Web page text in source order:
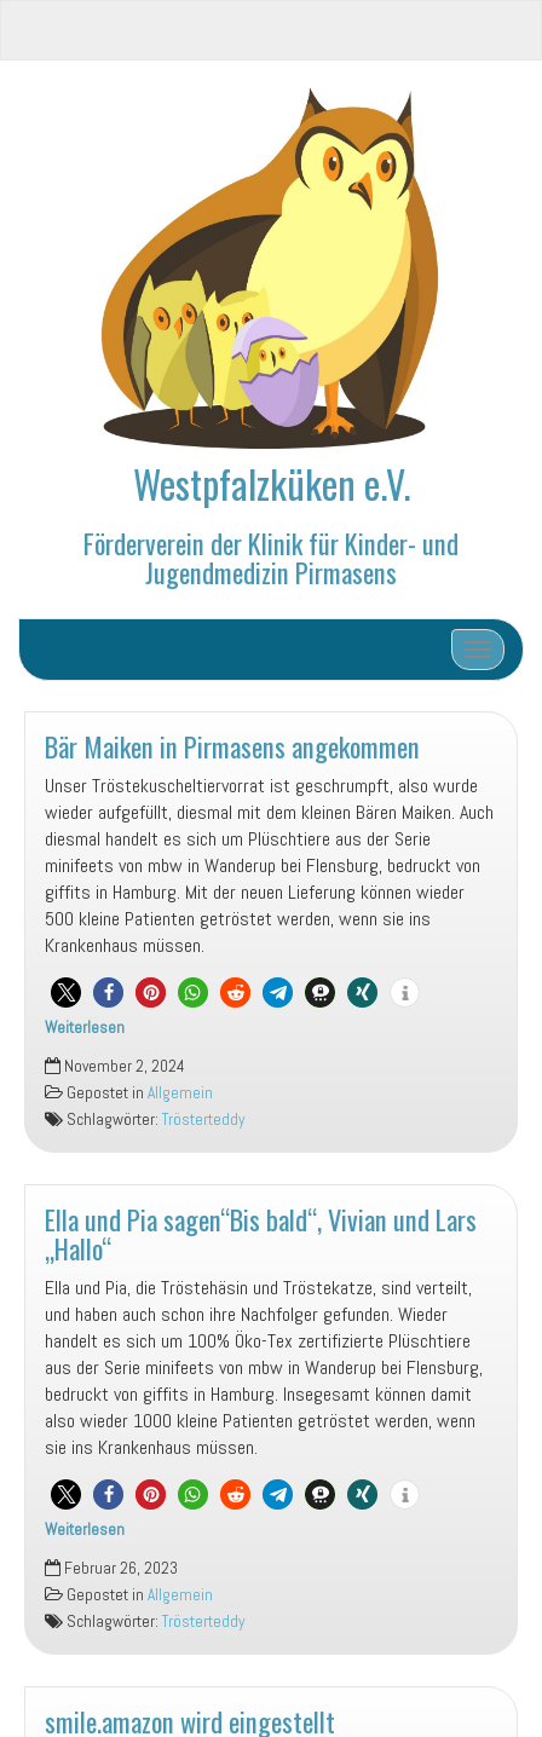
Westpfalzküken e.V.
Förderverein der Klinik für Kinder- und
Jugendmedizin Pirmasens
Schalte
Bär Maiken in Pirmasens angekommen
Unser Tröstekuscheltiervorrat ist geschrumpft, also wurde
wieder aufgefüllt, diesmal mit dem kleinen Bären Maiken. Auch
diesmal handelt es sich um Plüschtiere aus der Serie
minifeets von mbw in Wanderup bei Flensburg, bedruckt von
giffits in Hamburg. Mit der neuen Lieferung können wieder
500 kleine Patienten getröstet werden, wenn sie ins
Krankenhaus müssen.
Weiterlesen
Bär
Maiken
in
Pirmasens
angekommen
November 2, 2024
Gepostet in Allgemein
Schlagwörter: Trösterteddy
Ella und Pia sagen“Bis bald“, Vivian und Lars
„Hallo“
Ella und Pia, die Tröstehäsin und Tröstekatze, sind verteilt,
und haben auch schon ihre Nachfolger gefunden. Wieder
handelt es sich um 100% Öko-Tex zertifizierte Plüschtiere
aus der Serie minifeets von mbw in Wanderup bei Flensburg,
bedruckt von giffits in Hamburg. Insegesamt können damit
also wieder 1000 kleine Patienten getröstet werden, wenn
sie ins Krankenhaus müssen.
Weiterlesen
Ella
und
Pia
sagen“Bis
bald“,
Vivian
und
Februar 26, 2023
Gepostet in Allgemein
Schlagwörter: Trösterteddy
smile.amazon wird eingestellt